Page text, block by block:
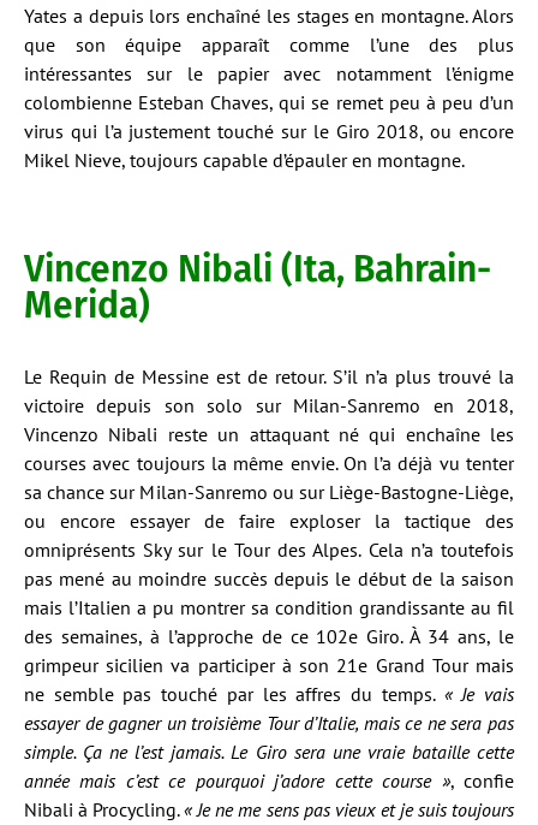
Yates a depuis lors enchaîné les stages en montagne. Alors
que son équipe apparaît comme l’une des plus
intéressantes sur le papier avec notamment l’énigme
colombienne Esteban Chaves, qui se remet peu à peu d’un
virus qui l’a justement touché sur le Giro 2018, ou encore
Mikel Nieve, toujours capable d’épauler en montagne.
Vincenzo Nibali (Ita, Bahrain-
Merida)
Le Requin de Messine est de retour. S’il n’a plus trouvé la
victoire depuis son solo sur Milan-Sanremo en 2018,
Vincenzo Nibali reste un attaquant né qui enchaîne les
courses avec toujours la même envie. On l’a déjà vu tenter
sa chance sur Milan-Sanremo ou sur Liège-Bastogne-Liège,
ou encore essayer de faire exploser la tactique des
omniprésents Sky sur le Tour des Alpes. Cela n’a toutefois
pas mené au moindre succès depuis le début de la saison
mais l’Italien a pu montrer sa condition grandissante au fil
des semaines, à l’approche de ce 102e Giro. À 34 ans, le
grimpeur sicilien va participer à son 21e Grand Tour mais
ne semble pas touché par les affres du temps. « Je vais
essayer de gagner un troisième Tour d’Italie, mais ce ne sera pas
simple. Ça ne l’est jamais. Le Giro sera une vraie bataille cette
année mais c’est ce pourquoi j’adore cette course », confie
Nibali à Procycling.« Je ne me sens pas vieux et je suis toujours